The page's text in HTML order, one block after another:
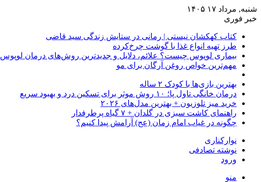
شنبه, مرداد ۱۷ ۱۴۰۵
خبر فوری
کتاب کهکشان نیستی | رمانی در ستایش زندگی سید قاضی
طرز تهیه انواع غذا با گوشت چرخ‌کرده
بیماری لوپوس چیست؟ علائم، دلایل و جدیدترین روش‌های درمان لوپوس
مهم‌ترین خواص روغن آرگان برای مو
بهترین بازی‌ها با کودک ۲ ساله
درمان خانگی تاول پا؛ ۱۰ روش موثر برای تسکین درد و بهبود سریع
خرید میز تلوزیون + بهترین مدل‌های ۲۰۲۶
راهنمای کاشت سبزی در گلدان + ۷ گیاه پرطرفدار
چگونه در غیاب امام زمان (عج) آرامش پیدا کنیم؟
نوارکناری
نوشته تصادفی
ورود
منو